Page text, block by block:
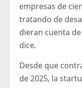
empresas de
tratando de
dieran cuenta
dice.
Desde que
de 2025, la